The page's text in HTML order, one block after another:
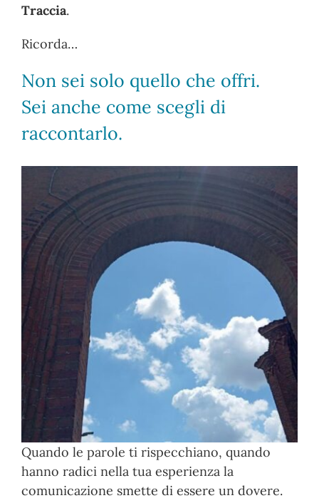
Traccia.
Ricorda…
Non sei solo quello che offri.
Sei anche come scegli di
raccontarlo.
Quando le parole ti rispecchiano, quando
hanno radici nella tua esperienza la
comunicazione smette di essere un dovere.